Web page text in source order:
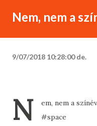
Nem, nem a
9/07/2018 10:28:00 de.
N
em, nem a
#space